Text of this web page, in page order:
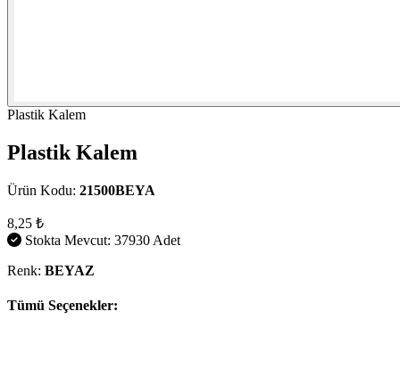
Plastik Kalem
Plastik Kalem
Ürün Kodu: 21500BEYA
8,25 ₺
Stokta Mevcut: 37930 Adet
Renk: BEYAZ
Tümü Seçenekler: